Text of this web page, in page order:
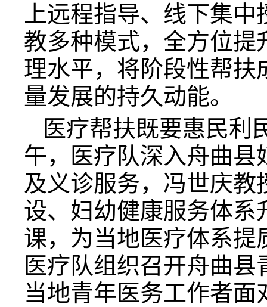
上远程指导、线下集
教多种模式，全方位提
理水平，将阶段性帮扶
量发展的持久动能。
医疗帮扶既要惠民利
午，医疗队深入舟曲
及义诊服务，冯世庆
设、妇幼健康服务体系
课，为当地医疗体系提
医疗队组织召开舟曲
当地青年医务工作者